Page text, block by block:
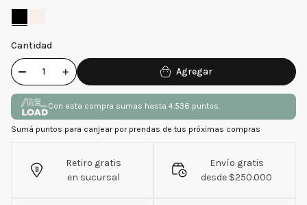
Cantidad
＋
－
Con esta compra sumas hasta 4.536 puntos.
Sumá puntos para canjear por prendas de tus próximas compras
Retiro gratis
en sucursal
Envío gratis
desde $250.000